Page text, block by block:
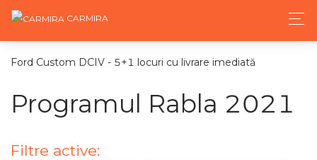
CARMIRA
Ford Custom DCIV - 5+1 locuri cu livrare imediată
Programul Rabla 2021
Filtre active: